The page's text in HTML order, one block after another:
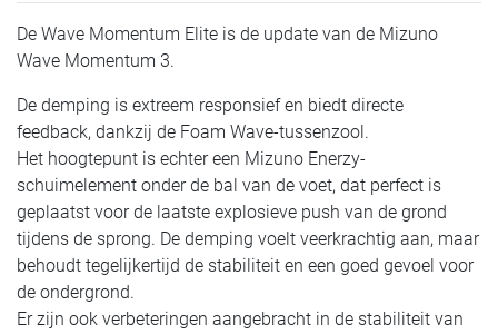
De Wave Momentum Elite is de update van de Mizuno
Wave Momentum 3.
De demping is extreem responsief en biedt directe
feedback, dankzij de Foam Wave-tussenzool.
Het hoogtepunt is echter een Mizuno Enerzy-
schuimelement onder de bal van de voet, dat perfect is
geplaatst voor de laatste explosieve push van de grond
tijdens de sprong. De demping voelt veerkrachtig aan, maar
behoudt tegelijkertijd de stabiliteit en een goed gevoel voor
de ondergrond.
Er zijn ook verbeteringen aangebracht in de stabiliteit van